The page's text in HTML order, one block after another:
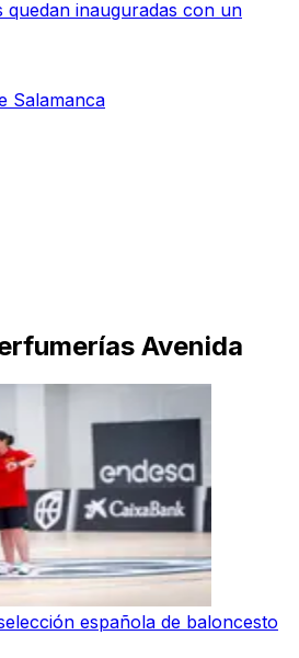
quedan inauguradas con un
Salamanca
Avenida
española de baloncesto